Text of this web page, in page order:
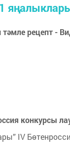
рецепт -
конкурсы
IV